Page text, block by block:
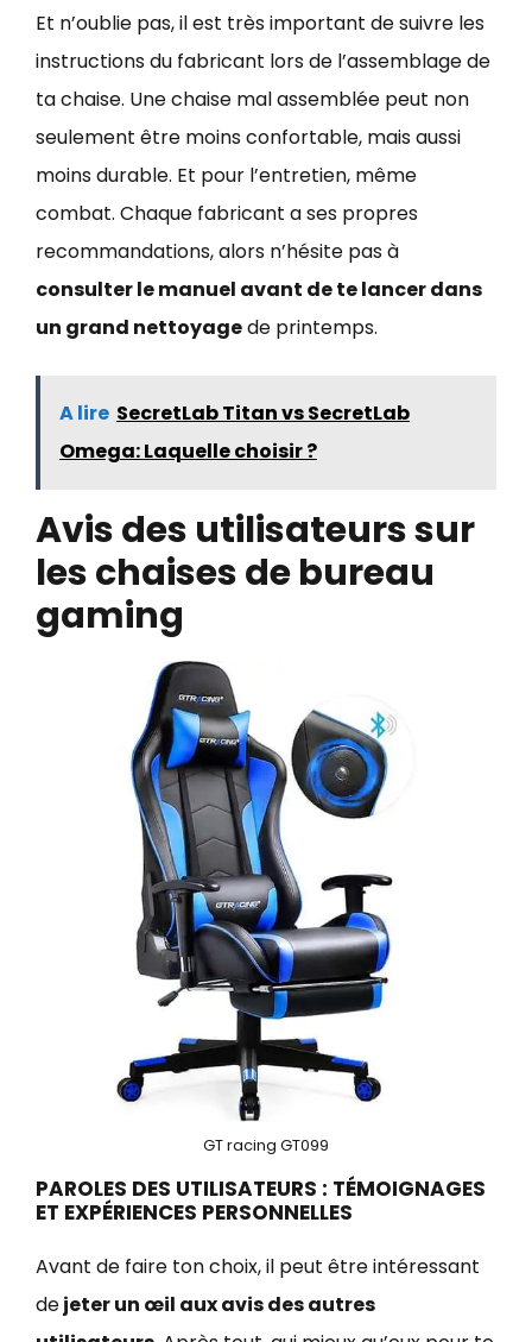
Et n’oublie pas, il est très important de suivre les
instructions du fabricant lors de l’assemblage de
ta chaise. Une chaise mal assemblée peut non
seulement être moins confortable, mais aussi
moins durable. Et pour l’entretien, même
combat. Chaque fabricant a ses propres
recommandations, alors n’hésite pas à
consulter le manuel avant de te lancer dans
un grand nettoyagede printemps.
A lire SecretLab Titan vs SecretLab
Omega: Laquelle choisir ?
Avis des utilisateurs sur
les chaises de bureau
gaming
GT racing GT099
PAROLES DES UTILISATEURS : TÉMOIGNAGES
ET EXPÉRIENCES PERSONNELLES
Avant de faire ton choix, il peut être intéressant
dejeter un œil aux avis des autres